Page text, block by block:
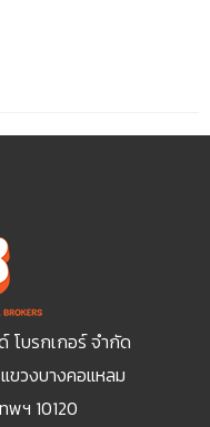
โบรกเกอร์ จำกัด
วงบางคอแหลม
พฯ 10120